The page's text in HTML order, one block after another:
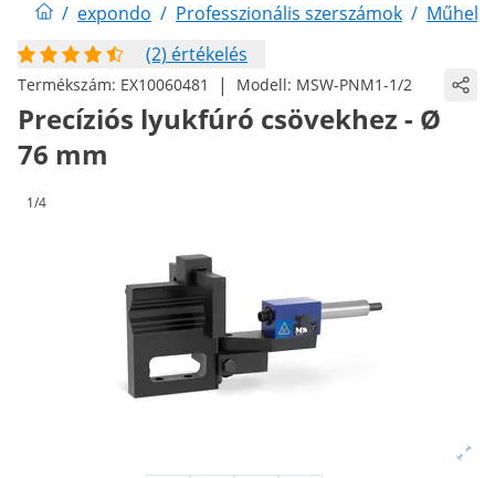
/ expondo / Professzionális szerszámok /
(2) értékelés
Termékszám: EX10060481 | Modell: MSW-PNM1-1/2
Precíziós lyukfúró csövekhez - Ø
76 mm
1/4